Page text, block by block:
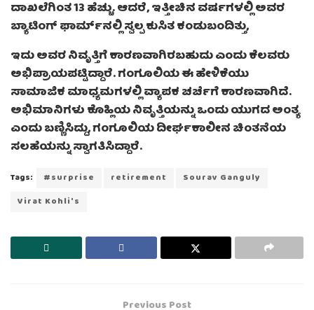
ದಾಖಲೆಗಿಂತ 13 ಹೆಚ್ಚು. ಆದರೆ, ಇತ್ತೀಚಿನ ವರ್ಷಗಳಲ್ಲಿ ಅವರ
ಬ್ಯಾಟಿಂಗ್ ಫಾರ್ಮ್‌ನಲ್ಲಿ ಸ್ವಲ್ಪ ಕುಸಿತ ಕಂಡುಬಂದಿತ್ತು,
ಇದು ಅವರ ನಿವೃತ್ತಿಗೆ ಕಾರಣವಾಗಿರಬಹುದು ಎಂದು ಕೆಲವರು
ಅಭಿಪ್ರಾಯಪಟ್ಟಿದ್ದಾರೆ. ಗಂಗೂಲಿಯ ಈ ಹೇಳಿಕೆಯು
ಸಾಮಾಜಿಕ ಮಾಧ್ಯಮಗಳಲ್ಲಿ ವ್ಯಾಪಕ ಚರ್ಚೆಗೆ ಕಾರಣವಾಗಿದೆ.
ಅಭಿಮಾನಿಗಳು ಕೊಹ್ಲಿಯ ನಿವೃತ್ತಿಯನ್ನು ಒಂದು ಯುಗದ ಅಂತ್ಯ
ಎಂದು ಬಣ್ಣಿಸಿದ್ದು, ಗಂಗೂಲಿಯ ದೀರ್ಘಕಾಲೀನ ಚಿಂತನೆಯ
ಸಲಹೆಯನ್ನು ಸ್ವಾಗತಿಸಿದ್ದಾರೆ.
Tags: #surprise retirement
Sourav Ganguly
Virat Kohli's
Previous Post